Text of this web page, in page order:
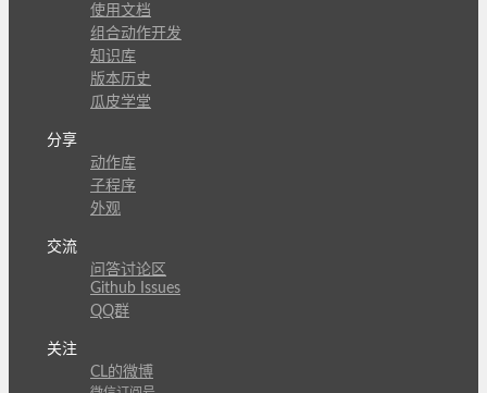
使用文档
组合动作开发
知识库
版本历史
瓜皮学堂
分享
动作库
子程序
外观
交流
问答讨论区
Github Issues
QQ群
关注
CL的微博